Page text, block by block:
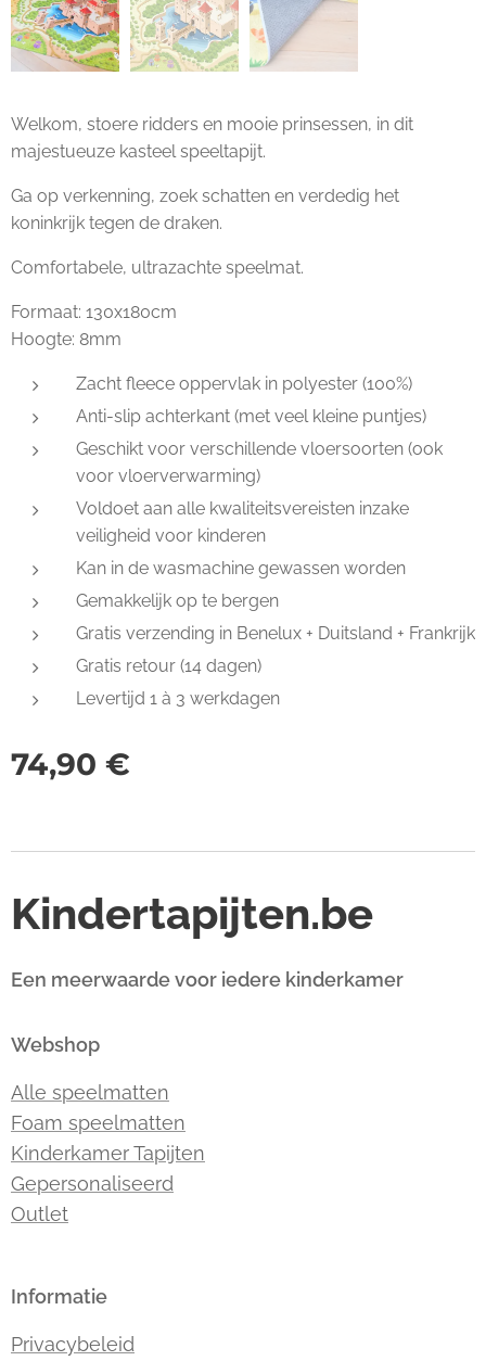
Welkom, stoere ridders en mooie prinsessen, in dit
majestueuze kasteel speeltapijt.
Ga op verkenning, zoek schatten en verdedig het
koninkrijk tegen de draken.
Comfortabele, ultrazachte speelmat.
Formaat: 130x180cm
Hoogte: 8mm
Zacht fleece oppervlak in polyester (100%)
Anti-slip achterkant (met veel kleine puntjes)
Geschikt voor verschillende vloersoorten (ook
voor vloerverwarming)
Voldoet aan alle kwaliteitsvereisten inzake
veiligheid voor kinderen
Kan in de wasmachine gewassen worden
Gemakkelijk op te bergen
Gratis verzending in Benelux + Duitsland + Frankrijk
Gratis retour (14 dagen)
Levertijd 1 à 3 werkdagen
74,90 €
Kindertapijten.be
Een meerwaarde voor iedere kinderkamer
Webshop
Alle speelmatten
Foam speelmatten
Kinderkamer Tapijten
Gepersonaliseerd
Outlet
Informatie
Privacybeleid